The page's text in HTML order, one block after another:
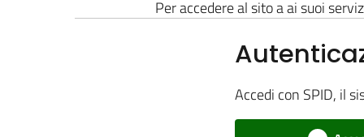
Per accedere al sito a ai suoi
Accedi con SPID, il